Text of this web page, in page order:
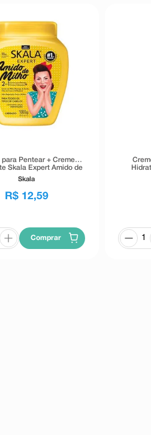
para Pentear + Creme
Skala Expert Amido de
Milho 1kg
Skala
R$ 12,59
Comprar